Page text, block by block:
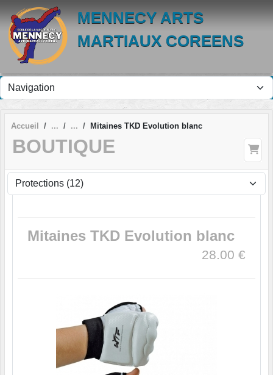
MENNECY ARTS
MARTIAUX COREENS
Accueil Mitaines TKD Evolution blanc
BOUTIQUE
Mitaines TKD Evolution blanc
28.00 €
Panneau de gestion des cookies